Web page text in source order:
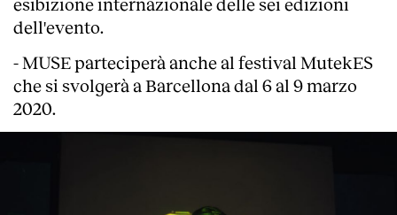
dell'evento.
- MUSE parteciperà anche al festival MutekES
che si svolgerà a Barcellona dal 6 al 9 marzo
2020.